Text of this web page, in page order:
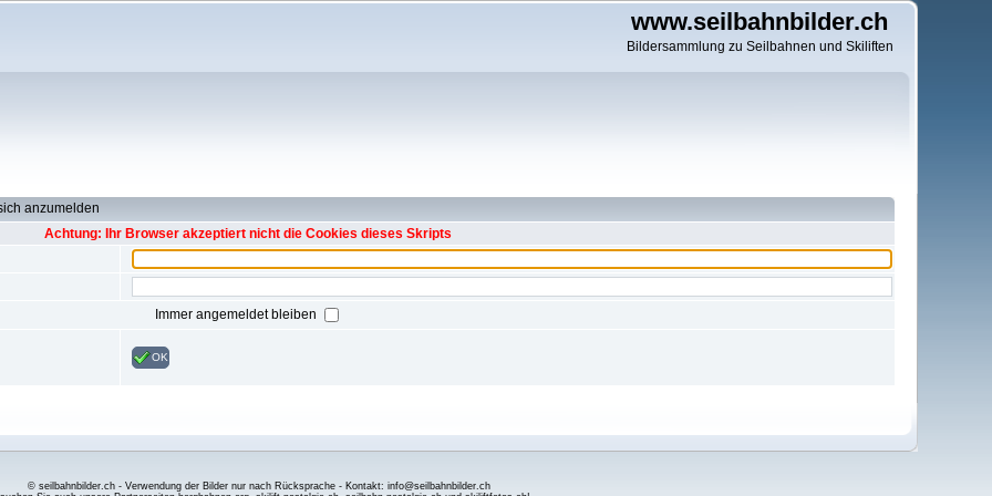
www.seilbahnbilder.ch
Bildersammlung zu Seilbahnen und Skiliften
anzumelden
Achtung: Ihr Browser akzeptiert nicht die Cookies dieses Skripts
Immer angemeldet bleiben
OK
© seilbahnbilder.ch - Verwendung der Bilder nur nach Rücksprache - Kontakt: info@seilbahnbilder.ch